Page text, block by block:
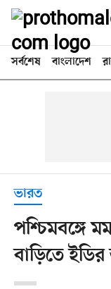
সর্বশেষ বাংলাদেশ
ভারত
পশ্চিমবঙ্গে
বাড়িতে ইডির